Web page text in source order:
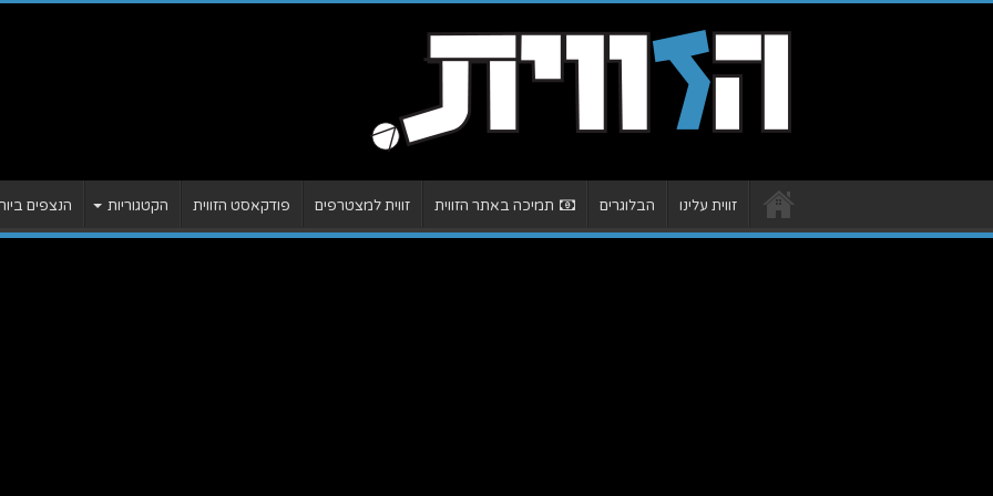
זווית עלינו הבלוגרים תמיכה באתר הזווית זווית למצטרפים פודקאסט הזווית הקטגוריות הנצפים